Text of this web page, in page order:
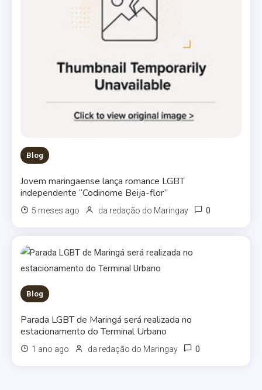
Blog
Jovem maringaense lança romance LGBT
independente “Codinome Beija-flor”
5 meses ago da redação do Maringay 0
Blog
Parada LGBT de Maringá será realizada no
estacionamento do Terminal Urbano
1 ano ago da redação do Maringay 0